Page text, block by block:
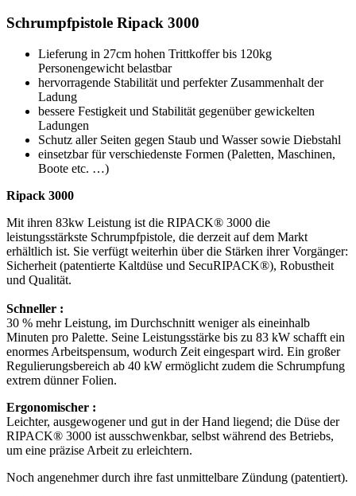
Schrumpfpistole Ripack 3000
Lieferung in 27cm hohen Trittkoffer bis 120kg
Personengewicht belastbar
hervorragende Stabilität und perfekter Zusammenhalt der
Ladung
bessere Festigkeit und Stabilität gegenüber gewickelten
Ladungen
Schutz aller Seiten gegen Staub und Wasser sowie Diebstahl
einsetzbar für verschiedenste Formen (Paletten, Maschinen,
Boote etc. …)
Ripack 3000
Mit ihren 83kw Leistung ist die RIPACK® 3000 die
leistungsstärkste Schrumpfpistole, die derzeit auf dem Markt
erhältlich ist. Sie verfügt weiterhin über die Stärken ihrer Vorgänger:
Sicherheit (patentierte Kaltdüse und SecuRIPACK®), Robustheit
und Qualität.
Schneller :
30 % mehr Leistung, im Durchschnitt weniger als eineinhalb
Minuten pro Palette. Seine Leistungsstärke bis zu 83 kW schafft ein
enormes Arbeitspensum, wodurch Zeit eingespart wird. Ein großer
Regulierungsbereich ab 40 kW ermöglicht zudem die Schrumpfung
extrem dünner Folien.
Ergonomischer :
Leichter, ausgewogener und gut in der Hand liegend; die Düse der
RIPACK® 3000 ist ausschwenkbar, selbst während des Betriebs,
um eine präzise Arbeit zu erleichtern.
Noch angenehmer durch ihre fast unmittelbare Zündung (patentiert).